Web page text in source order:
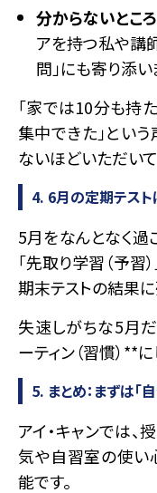
分からないとこ
アを持つ私や講
問」にも寄り添い
「家では10分も持
集中できた」とい
ないほどいただいて
4. 6月の定期テスト
5月をなんとなく過
「先取り学習（予習
期末テストの結果
失速しがちな5月だ
ーティン（習慣）**
5. まとめ：まずは「
アイ・キャンでは
気や自習室の使い
能です。